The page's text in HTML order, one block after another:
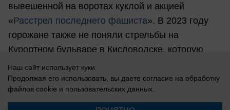
вывешенной на воротах куклой и акцией
«Расстрел последнего фашиста». В 2023 году
горожане также не поняли стрельбы на
Курортном бульваре в Кисловодске, которую
организовала мэрия в честь Дня Защитника
Отечества.
Наш сайт использует куки.
Продолжая его использовать, вы даете согласие на обработку
файлов cookie и пользовательских данных.